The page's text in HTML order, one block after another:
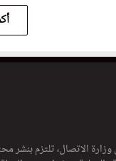
الاتصال، تلتزم بنشر